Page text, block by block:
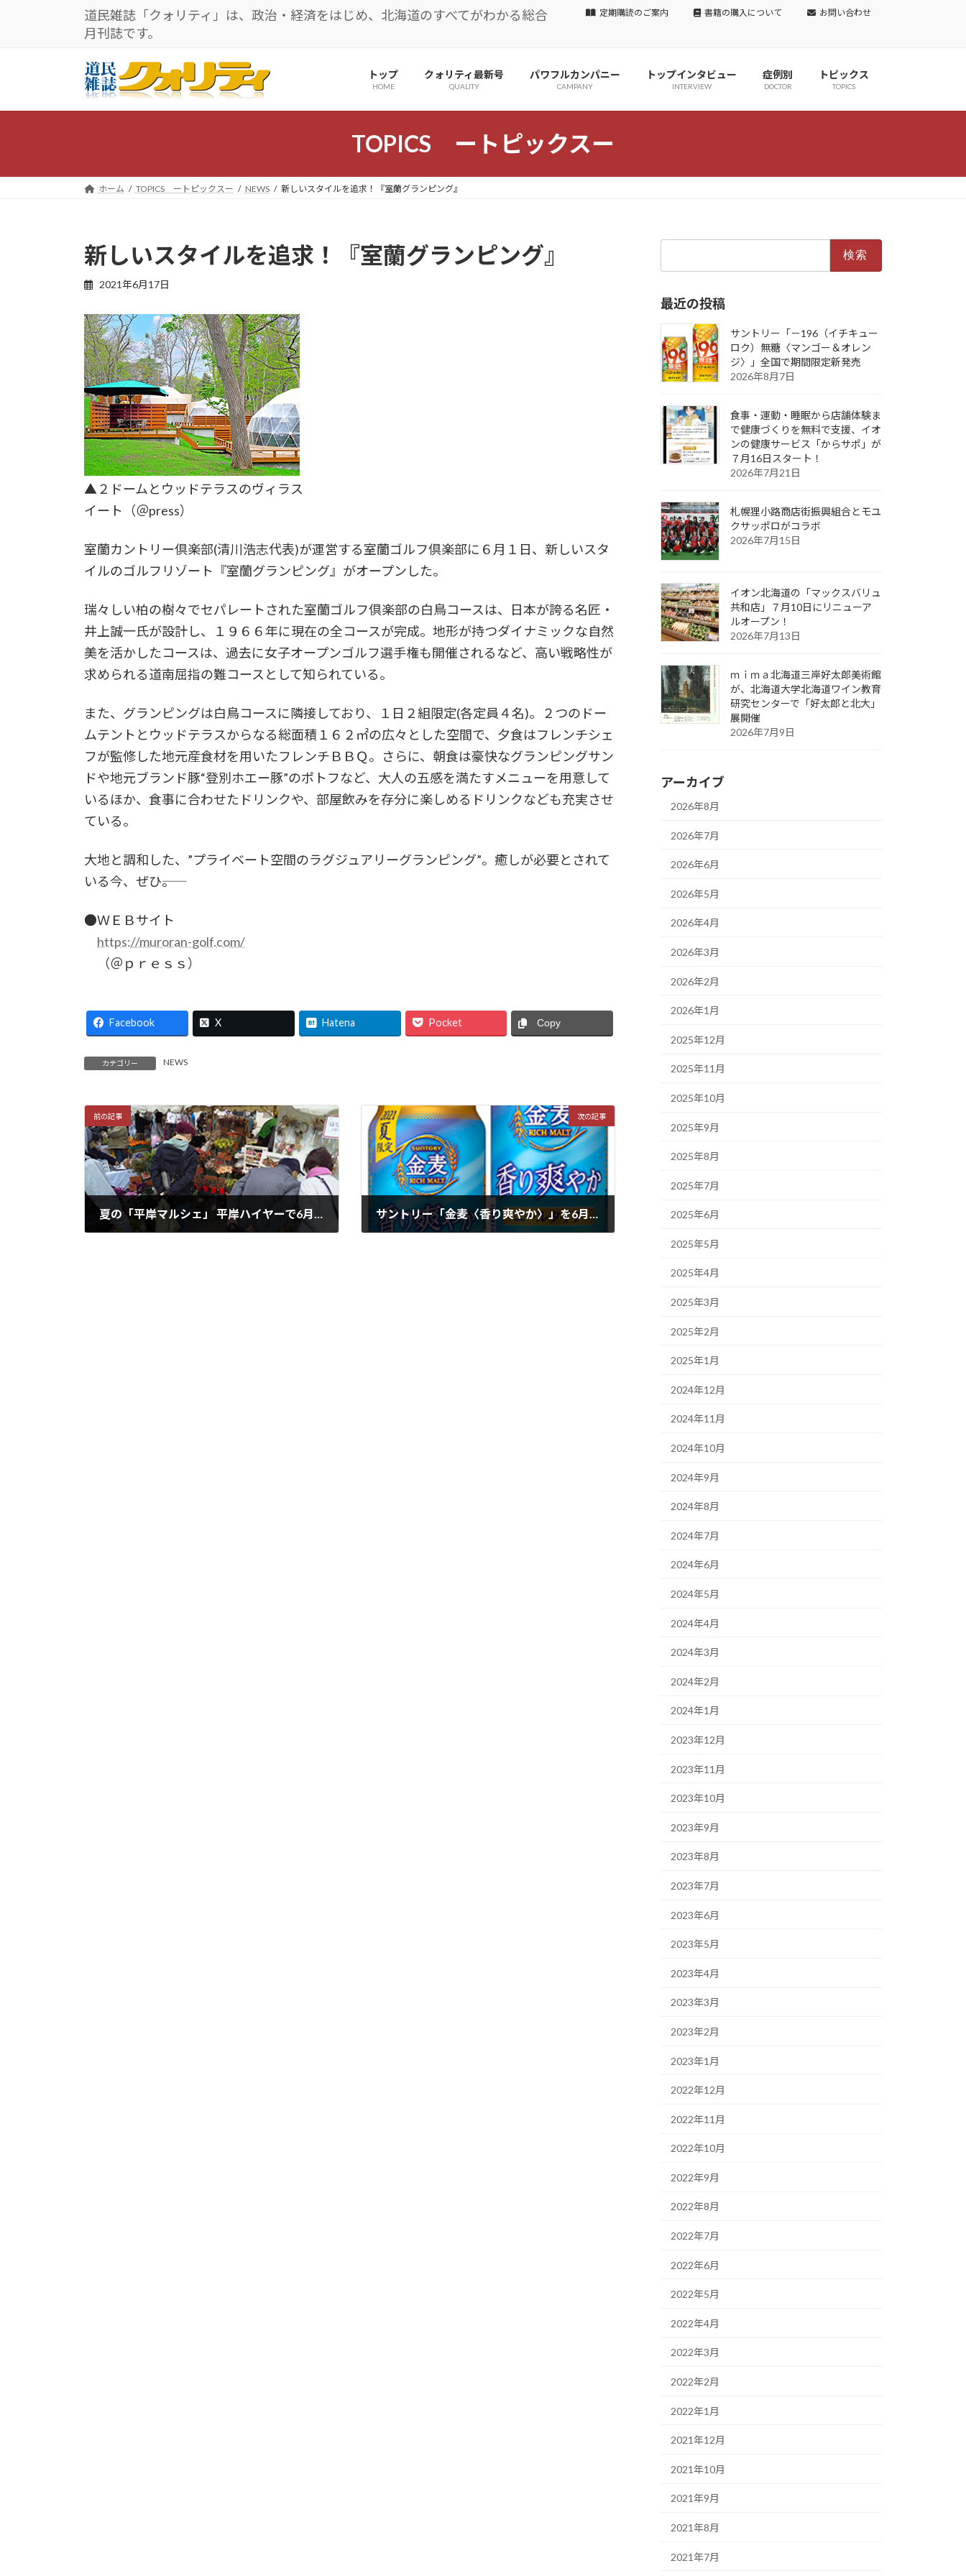
ス
ン
道民雑誌「クォリティ」は、政治・経済をはじめ、北海道のすべてがわかる総合
月刊誌です。
定期購読のご案内 書籍の購入について お問い合わせ
トップ
HOME
クォリティ最新号
QUALITY
パワフルカンパニー
CAMPANY
トップインタビュー
INTERVIEW
症例別
DOCTOR
トピックス
TOPICS
TOPICS ートピックスー
ホーム TOPICS ートピックスー NEWS 新しいスタイルを追求！『室蘭グランピング』
新しいスタイルを追求！『室蘭グランピング』
2021年6月17日
▲２ドームとウッドテラスのヴィラス
イート（＠press）
室蘭カントリー倶楽部(清川浩志代表)が運営する室蘭ゴルフ倶楽部に６月１日、新しいスタ
イルのゴルフリゾート『室蘭グランピング』がオープンした。
瑞々しい柏の樹々でセパレートされた室蘭ゴルフ倶楽部の白鳥コースは、日本が誇る名匠・
井上誠一氏が設計し、１９６６年に現在の全コースが完成。地形が持つダイナミックな自然
美を活かしたコースは、過去に女子オープンゴルフ選手権も開催されるなど、高い戦略性が
求められる道南屈指の難コースとして知られている。
また、グランピングは白鳥コースに隣接しており、１日２組限定(各定員４名)。２つのドー
ムテントとウッドテラスからなる総面積１６２㎡の広々とした空間で、夕食はフレンチシェ
フが監修した地元産食材を用いたフレンチＢＢＱ。さらに、朝食は豪快なグランピングサン
ドや地元ブランド豚“登別ホエー豚”のポトフなど、大人の五感を満たすメニューを用意して
いるほか、食事に合わせたドリンクや、部屋飲みを存分に楽しめるドリンクなども充実させ
ている。
大地と調和した、”プライベート空間のラグジュアリーグランピング”。癒しが必要とされて
いる今、ぜひ――。
●ＷＥＢサイト
https://muroran-golf.com/
（＠ｐｒｅｓｓ）
Facebook X Hatena Pocket Copy
カテゴリー NEWS
前の記事
夏の「平岸マルシェ」 平岸ハイヤーで6月27日（日）から開催予定
次の記事
サントリー「金麦〈香り爽やか〉」を6月22日から全国で季節限定新発売
最近の投稿
サントリー「－196（イチキュー
ロク）無糖〈マンゴー＆オレン
ジ〉」全国で期間限定新発売
2026年8月7日
食事・運動・睡眠から店舗体験ま
で健康づくりを無料で支援、イオ
ンの健康サービス「からサポ」が
７月16日スタート！
2026年7月21日
札幌狸小路商店街振興組合とモユ
クサッポロがコラボ
2026年7月15日
イオン北海道の「マックスバリュ
共和店」７月10日にリニューア
ルオープン！
2026年7月13日
ｍｉｍａ北海道三岸好太郎美術館
が、北海道大学北海道ワイン教育
研究センターで「好太郎と北大」
展開催
2026年7月9日
アーカイブ
2026年8月
2026年7月
2026年6月
2026年5月
2026年4月
2026年3月
2026年2月
2026年1月
2025年12月
2025年11月
2025年10月
2025年9月
2025年8月
2025年7月
2025年6月
2025年5月
2025年4月
2025年3月
2025年2月
2025年1月
2024年12月
2024年11月
2024年10月
2024年9月
2024年8月
2024年7月
2024年6月
2024年5月
2024年4月
2024年3月
2024年2月
2024年1月
2023年12月
2023年11月
2023年10月
2023年9月
2023年8月
2023年7月
2023年6月
2023年5月
2023年4月
2023年3月
2023年2月
2023年1月
2022年12月
2022年11月
2022年10月
2022年9月
2022年8月
2022年7月
2022年6月
2022年5月
2022年4月
2022年3月
2022年2月
2022年1月
2021年12月
2021年10月
2021年9月
2021年8月
2021年7月